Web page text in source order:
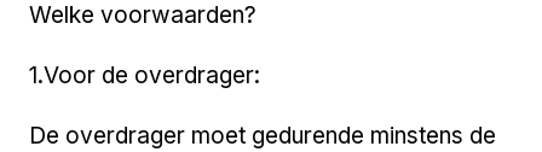
Welke voorwaarden?
1.Voor de overdrager:
De overdrager moet gedurende minstens de